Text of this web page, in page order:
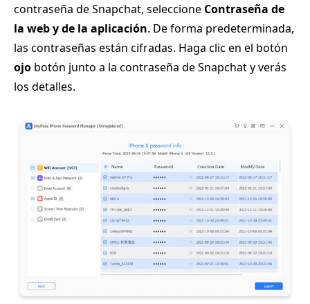
contraseña de Snapchat, seleccione Contraseña de
la web y de la aplicación. De forma predeterminada,
las contraseñas están cifradas. Haga clic en el botón
ojo botón junto a la contraseña de Snapchat y verás
los detalles.